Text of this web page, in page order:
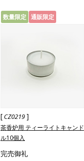
数量限定 通販限定
[ CZ0219]
茶香炉用 ティーライトキャンド
ル10個入
完売御礼